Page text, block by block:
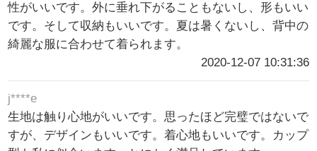
性がいいです。外に垂れ下がることもないし、形もいい
です。そして収納もいいです。夏は暑くないし、背中の
綺麗な服に合わせて着られます。
2020-12-07 10:31:36
j****e
生地は触り心地がいいです。思ったほど完璧ではないで
すが、デザインもいいです。着心地もいいです。カップ